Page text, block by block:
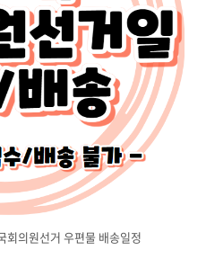
회의원선거 우편물 배송일정